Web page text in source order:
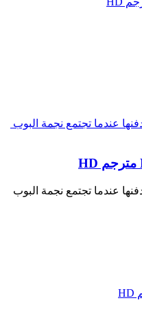
عندما تجتمع نجمة البوب
عندما تجتمع نجمة البوب